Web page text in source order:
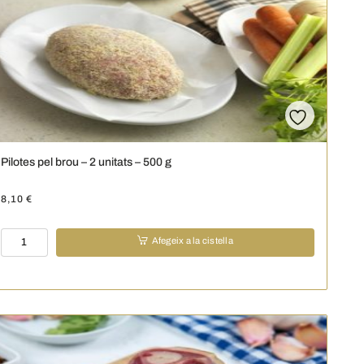
Pilotes pel brou – 2 unitats – 500 g
8,10 €
quantitat
de
pel
-
unitats
Afegeix a la cistella